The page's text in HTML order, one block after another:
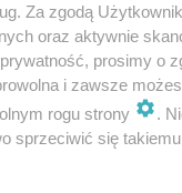
Akcyza idzie
Za zgodą
oraz aktywnie
prosimy o
i zawsze
rogu strony
.
sprzeciwić się